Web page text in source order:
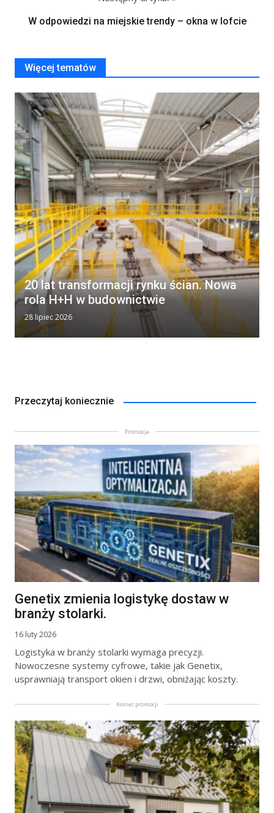
W odpowiedzi na miejskie trendy – okna w lofcie
Więcej tematów
20 lat transformacji rynku ścian. Nowa
rola H+H w budownictwie
28 lipiec 2026
Przeczytaj koniecznie
Promocja
Genetix zmienia logistykę dostaw w
branży stolarki.
16 luty 2026
Logistyka w branży stolarki wymaga precyzji.
Nowoczesne systemy cyfrowe, takie jak Genetix,
usprawniają transport okien i drzwi, obniżając koszty.
Koniec promocji